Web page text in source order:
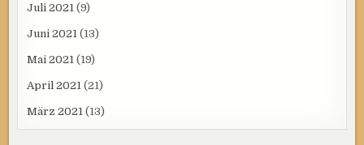
Juli 2021 (9)
Juni 2021 (13)
Mai 2021 (19)
April 2021 (21)
März 2021 (13)